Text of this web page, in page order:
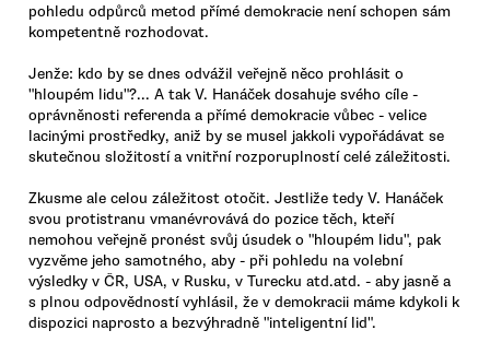
pohledu odpůrců metod přímé demokracie není schopen sám
kompetentně rozhodovat.
Jenže: kdo by se dnes odvážil veřejně něco prohlásit o
"hloupém lidu"?... A tak V. Hanáček dosahuje svého cíle -
oprávněnosti referenda a přímé demokracie vůbec - velice
lacinými prostředky, aniž by se musel jakkoli vypořádávat se
skutečnou složitostí a vnitřní rozporuplností celé záležitosti.
Zkusme ale celou záležitost otočit. Jestliže tedy V. Hanáček
svou protistranu vmanévrovává do pozice těch, kteří
nemohou veřejně pronést svůj úsudek o "hloupém lidu", pak
vyzvěme jeho samotného, aby - při pohledu na volební
výsledky v ČR, USA, v Rusku, v Turecku atd.atd. - aby jasně a
s plnou odpovědností vyhlásil, že v demokracii máme kdykoli k
dispozici naprosto a bezvýhradně "inteligentní lid".